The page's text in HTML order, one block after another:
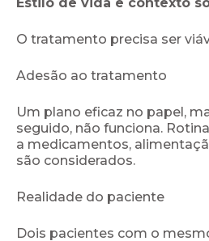
O tratamento precisa ser
Adesão ao tratamento
Um plano eficaz no papel,
seguido, não funciona.
a medicamentos,
são considerados.
Realidade do paciente
Dois pacientes com o